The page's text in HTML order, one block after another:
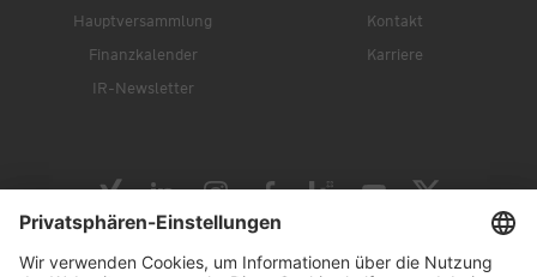
Hauptversammlung
Finanzkalender
IR-Newsletter
Kontakt
Karriere